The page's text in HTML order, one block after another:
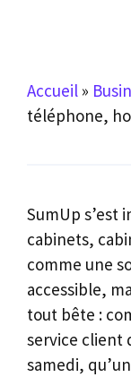
Accueil »
téléphone,
SumUp s’est
cabinets,
comme une
accessible,
tout bête :
service client
samedi,